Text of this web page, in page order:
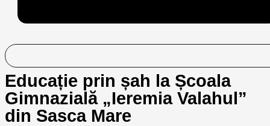
Educație prin șah la Școala
Gimnazială „Ieremia Valahul”
din Sasca Mare